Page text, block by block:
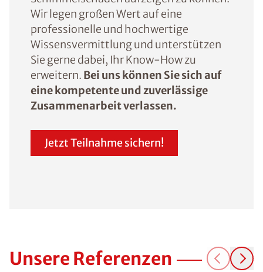
Wir legen großen Wert auf eine
professionelle und hochwertige
Wissensvermittlung und unterstützen
Sie gerne dabei, Ihr Know-How zu
erweitern. Bei uns können Sie sich auf
eine kompetente und zuverlässige
Zusammenarbeit verlassen.
Jetzt Teilnahme sichern!
Unsere Referenzen